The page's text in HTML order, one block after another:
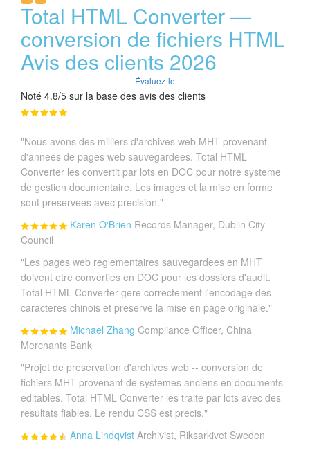
Total HTML Converter —
conversion de fichiers HTML
Avis des clients 2026
Évaluez-le
Noté 4.8/5 sur la base des avis des clients
"Nous avons des milliers d'archives web MHT provenant
d'annees de pages web sauvegardees. Total HTML
Converter les convertit par lots en DOC pour notre systeme
de gestion documentaire. Les images et la mise en forme
sont preservees avec precision."
Karen O'Brien Records Manager, Dublin City
Council
"Les pages web reglementaires sauvegardees en MHT
doivent etre converties en DOC pour les dossiers d'audit.
Total HTML Converter gere correctement l'encodage des
caracteres chinois et preserve la mise en page originale."
Michael Zhang Compliance Officer, China
Merchants Bank
"Projet de preservation d'archives web -- conversion de
fichiers MHT provenant de systemes anciens en documents
editables. Total HTML Converter les traite par lots avec des
resultats fiables. Le rendu CSS est precis."
Anna Lindqvist Archivist, Riksarkivet Sweden